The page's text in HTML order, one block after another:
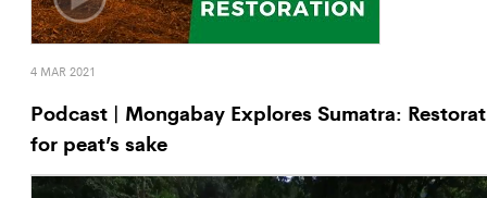
4 MAR 2021
Podcast | Mongabay Explores Sumatra:
for peat’s sake